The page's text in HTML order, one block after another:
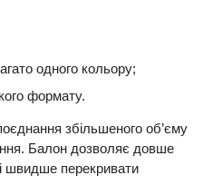
одного кольору;
формату.
збільшеного об’єму
Балон дозволяє довше
швидше перекривати